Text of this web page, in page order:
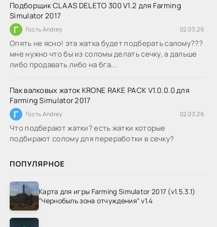
Подборщик CLAAS DELETO 300 V1.2 для Farming
Simulator 2017
Г Гость Andrey 02.03.26
Опять не ясно! эта жатка будет подберать салому???
мне нужно что бы из соломы делать сечку, а дальше
либо продавать либо на бга...
Пак валковых жаток KRONE RAKE PACK V1.0.0.0 для
Farming Simulator 2017
Г Гость Andrey 02.03.26
Что подберают жатки? есть жатки которые
подбирают солому для переработки в сечку?
ПОПУЛЯРНОЕ
Карта для игры Farming Simulator 2017 (v1.5.3.1)
"Чернобыль зона отчуждения" v1.4